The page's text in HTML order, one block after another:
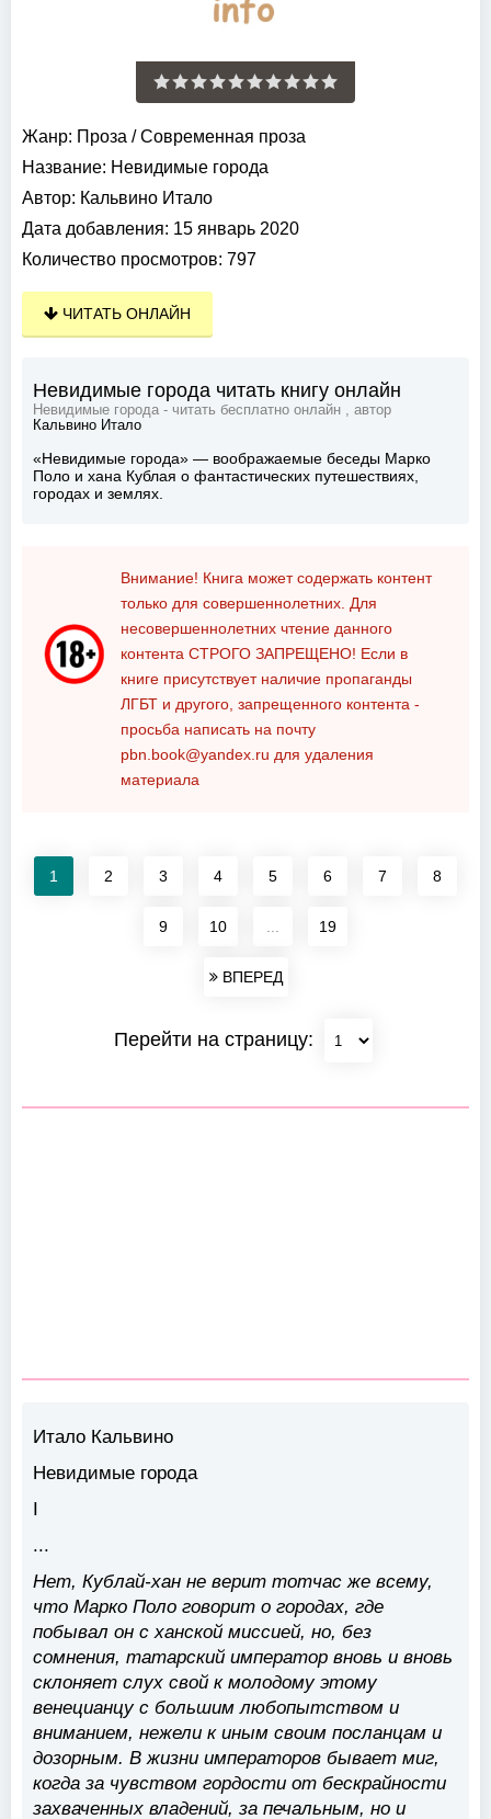
Жанр: Проза /Современная проза
Название: Невидимые города
Автор: Кальвино Итало
Дата добавления: 15 январь 2020
Количество просмотров: 797
ЧИТАТЬ ОНЛАЙН
Невидимые города читать книгу онлайн
Невидимые города - читать бесплатно онлайн , автор
Кальвино Итало
«Невидимые города» — воображаемые беседы Марко
Поло и хана Кублая о фантастических путешествиях,
городах и землях.
Внимание! Книга может содержать контент
только для совершеннолетних. Для
несовершеннолетних чтение данного
контента СТРОГО ЗАПРЕЩЕНО! Если в
книге присутствует наличие пропаганды
ЛГБТ и другого, запрещенного контента -
просьба написать на почту
pbn.book@yandex.ru для удаления
материала
1 2 3 4 5 6 7 8
9 10 19
ВПЕРЕД
Перейти на страницу:
Итало Кальвино
Невидимые города
...
Нет, Кублай-хан не верит тотчас же всему,
что Марко Поло говорит о городах, где
побывал он с ханской миссией, но, без
сомнения, татарский император вновь и вновь
склоняет слух свой к молодому этому
венецианцу с большим любопытством и
вниманием, нежели к иным своим посланцам и
дозорным. В жизни императоров бывает миг,
когда за чувством гордости от бескрайности
захваченных владений, за печальным, но и